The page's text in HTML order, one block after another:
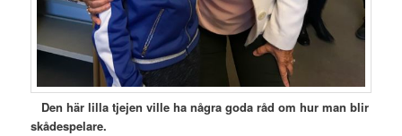
Den här lilla tjejen ville ha några goda råd om hur man blir
skådespelare.